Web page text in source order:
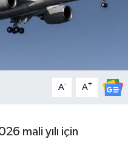
A- A+
mali yılı için